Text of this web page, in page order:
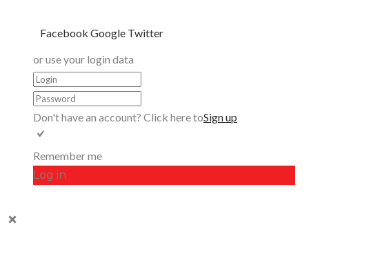
Facebook Google Twitter
or use your login data
Don't have an account? Click here toSign up
Remember me
Log in